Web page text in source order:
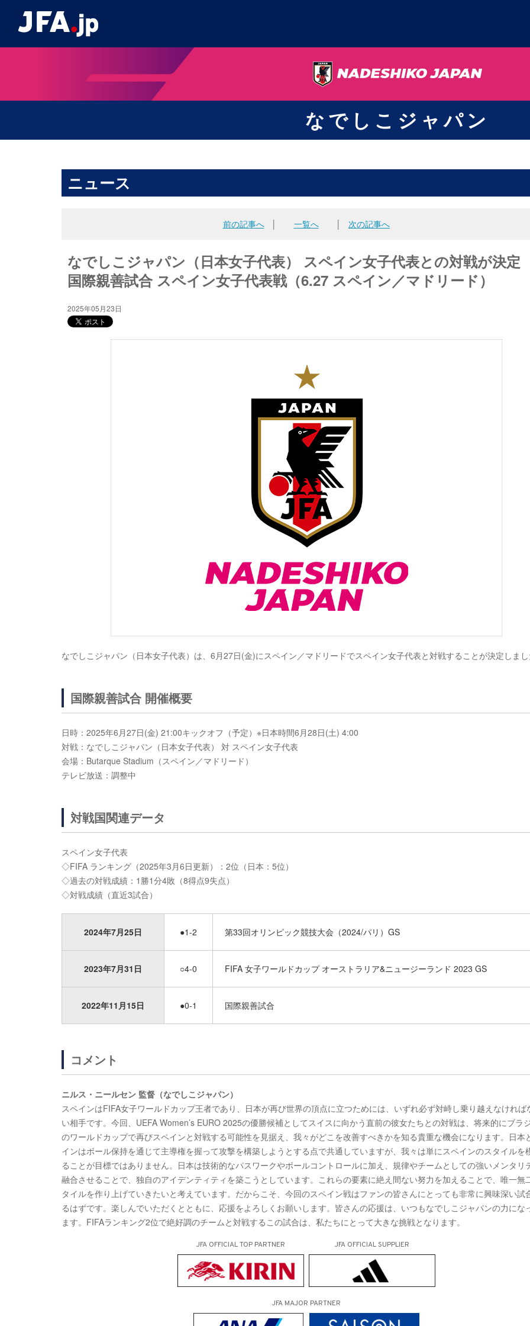
なでしこジャパン
ニュース
前の記事へ│ 一覧へ 次の記事へ
なでしこジャパン（日本女子代表） スペイン女子代表との対戦が決
国際親善試合 スペイン女子代表戦（6.27 スペイン／マドリード）
2025年05月23日
なでしこジャパン（日本女子代表）は、6月27日(金)にスペイン／マドリードでスペイン女子代表と対戦することが決定しま
国際親善試合 開催概要
日時：2025年6月27日(金) 21:00キックオフ（予定）※日本時間6月28日(土) 4:00
対戦：なでしこジャパン（日本女子代表） 対 スペイン女子代表
会場：Butarque Stadium（スペイン／マドリード）
テレビ放送：調整中
対戦国関連データ
スペイン女子代表
◇FIFA ランキング（2025年3月6日更新）：2位（日本：5位）
◇過去の対戦成績：1勝1分4敗（8得点9失点）
◇対戦成績（直近3試合）
2024年7月25日 ●1-2 第33回オリンピック競技大会（2024/パリ）GS
2023年7月31日 ○4-0 FIFA 女子ワールドカップ オーストラリア&ニュージーランド 2023 GS
2022年11月15日 ●0-1 国際親善試合
コメント
ニルス・ニールセン 監督（なでしこジャパン）
スペインはFIFA女子ワールドカップ王者であり、日本が再び世界の頂点に立つためには、いずれ必ず対峙し乗り越えなければ
い相手です。今回、UEFA Women’s EURO 2025の優勝候補としてスイスに向かう直前の彼女たちとの対戦は、将来的にブラ
のワールドカップで再びスペインと対戦する可能性を見据え、我々がどこを改善すべきかを知る貴重な機会になります。日本
インはボール保持を通じて主導権を握って攻撃を構築しようとする点で共通していますが、我々は単にスペインのスタイルを
ることが目標ではありません。日本は技術的なパスワークやボールコントロールに加え、規律やチームとしての強いメンタリ
融合させることで、独自のアイデンティティを築こうとしています。これらの要素に絶え間ない努力を加えることで、唯一無
タイルを作り上げていきたいと考えています。だからこそ、今回のスペイン戦はファンの皆さんにとっても非常に興味深い試
るはずです。楽しんでいただくとともに、応援をよろしくお願いします。皆さんの応援は、いつもなでしこジャパンの力にな
ます。FIFAランキング2位で絶好調のチームと対戦するこの試合は、私たちにとって大きな挑戦となります。
JFA OFFICIALTOP PARTNER JFA OFFICIAL SUPPLIER
JFA MAJOR PARTNER